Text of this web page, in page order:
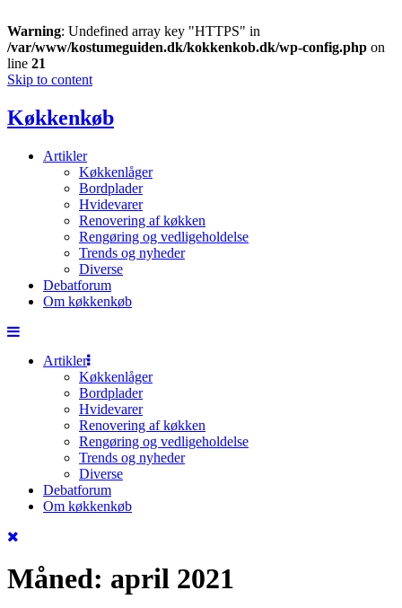
Warning: Undefined array key "HTTPS" in
/var/www/kostumeguiden.dk/kokkenkob.dk/wp-config.php on
line 21
Skip to content
Køkkenkøb
Artikler
Køkkenlåger
Bordplader
Hvidevarer
Renovering af køkken
Rengøring og vedligeholdelse
Trends og nyheder
Diverse
Debatforum
Om køkkenkøb
Artikler
Køkkenlåger
Bordplader
Hvidevarer
Renovering af køkken
Rengøring og vedligeholdelse
Trends og nyheder
Diverse
Debatforum
Om køkkenkøb
Måned: april 2021